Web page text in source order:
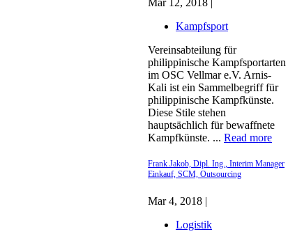
Mar 12, 2018 |
Kampfsport
Vereinsabteilung für
philippinische Kampfsportarten
im OSC Vellmar e.V. Arnis-
Kali ist ein Sammelbegriff für
philippinische Kampfkünste.
Diese Stile stehen
hauptsächlich für bewaffnete
Kampfkünste. ... Read more
Frank Jakob, Dipl. Ing., Interim Manager
Einkauf, SCM, Outsourcing
Mar 4, 2018 |
Logistik